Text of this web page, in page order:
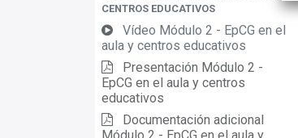
CENTROS EDUCATIVOS
Vídeo Módulo 2 - EpCG en el
aula y centros educativos
Presentación Módulo 2 -
EpCG en el aula y centros
educativos
Documentación adicional